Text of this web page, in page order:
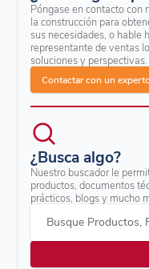
Póngase en contacto con
la construcción para
sus necesidades, o hable
representante de ventas
soluciones y perspectivas.
Contactar con un
¿Busca algo?
Nuestro buscador le
productos, documentos
prácticos, blogs y mucho
Busque Productos,